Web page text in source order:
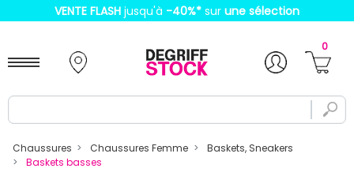
VENTE FLASH jusqu'à -40%* sur une sélection
0
Chaussures Chaussures Femme
Baskets, Sneakers
Baskets basses